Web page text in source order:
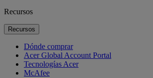
Recursos
Recursos
Dónde comprar
Acer Global Account Portal
Tecnologías Acer
McAfee